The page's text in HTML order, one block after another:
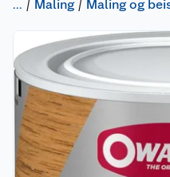
... Maling Maling og